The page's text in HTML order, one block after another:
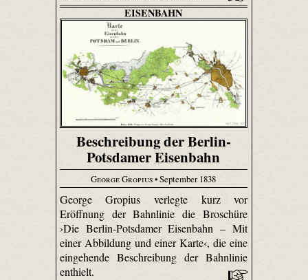
EISENBAHN
Beschreibung der Berlin-
Potsdamer Eisenbahn
George Gropius• September 1838
George Gropius verlegte kurz vor
Eröffnung der Bahnlinie die Broschüre
›Die Berlin-Potsdamer Eisenbahn – Mit
einer Abbildung und einer Karte‹, die eine
eingehende Beschreibung der Bahnlinie
enthielt.